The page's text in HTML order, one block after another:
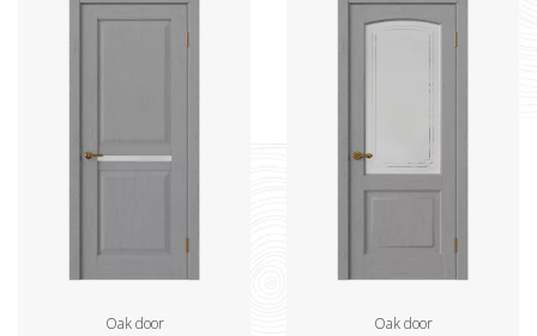
Oak door Oak door